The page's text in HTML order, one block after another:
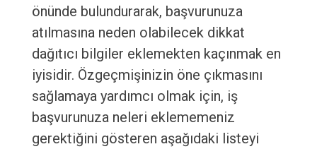
önünde bulundurarak, başvurunuza
atılmasına neden olabilecek dikkat
dağıtıcı bilgiler eklemekten kaçınmak en
iyisidir. Özgeçmişinizin öne çıkmasını
sağlamaya yardımcı olmak için, iş
başvurunuza neleri eklememeniz
gerektiğini gösteren aşağıdaki listeyi